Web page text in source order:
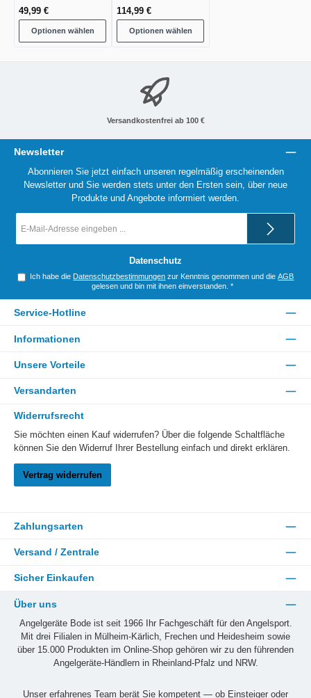
49,99 €
Optionen wählen
114,99 €
Optionen wählen
Versandkostenfrei ab 100 €
Newsletter
Abonnieren Sie jetzt einfach unseren regelmäßig erscheinenden
Newsletter und Sie werden stets unter den Ersten sein, über neue
Produkte und Angebote informiert werden.
Mail-
Datenschutz
Ich habe die Datenschutzbestimmungen zur Kenntnis genommen und dieAGB
gelesen und bin mit ihnen einverstanden. *
Service-Hotline
Informationen
Unsere Vorteile
Versandarten
Widerrufsrecht
Sie möchten einen Kauf widerrufen? Über die folgende Schaltfläche
können Sie den Widerruf Ihrer Bestellung einfach und direkt erklären.
Vertrag widerrufen
Zahlungsarten
Versand / Zentrale
Sicher Einkaufen
Über uns
Angelgeräte Bode ist seit 1966 Ihr Fachgeschäft für den Angelsport.
Mit drei Filialen in Mülheim-Kärlich, Frechen und Heidesheim sowie
über 15.000 Produkten im Online-Shop gehören wir zu den führenden
Angelgeräte-Händlern in Rheinland-Pfalz und NRW.
Unser erfahrenes Team berät Sie kompetent — ob Einsteiger oder